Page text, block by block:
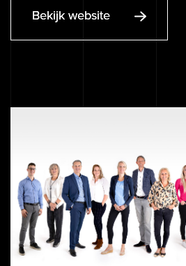
Bekijk website
Algemene voorwaarden